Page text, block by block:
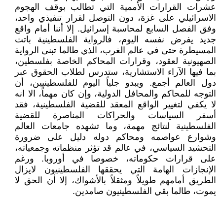
عشرات القرارات الأممية التي تطالب بوقف الهجوم
الاسرائيلي على غزة، دون التوصل لقرار تنفيذي واحد،
وفق الفصل السابع لمحاسبة إسرائيل. إلا أننا أمام واقع
جديد يفرض نفسه اليوم، فالرواية الفلسطينية باتت
المسيطرة حتى في عالم الغرب، الذي طالما تبنى الرواية
الصهيونية لعقود، وقرارات المحاكم الخاصة بفلسطين،
بما فيها الآراء الاستشارية، ستدرس لطلاب الحقوق عبر
دول العالم أجمع. ويبدو جلياً اليوم للفلسطينيين، أن
التوجه للمحاكم والمحافل الدولية، وإن كان مهماً، الا انه
لا يكفي لتغيير الواقع المعقد للقضية الفلسطينية، فقد
أسفر السياسات والحراكات المناصرة للقضية
الفلسطينية لنتائج مهمة، وما تشهده جامعات العالم
وشوارع عواصمه ومحاكم دوله دليل على ضرورة
التحشيد السياسي، في عالم قد تؤثر منظماته وجمعياته،
على قرارات حكوماته، خصوصا في أوروبا. ورغم
الإنجازات الهامة التي يحققها الفلسطينيون لايزال
الطريق أمامهم طويلاً ومثقلاً بالأشواك، إلا أن الحق لا
يموت، طالما بقي الفلسطينيون صامدين.